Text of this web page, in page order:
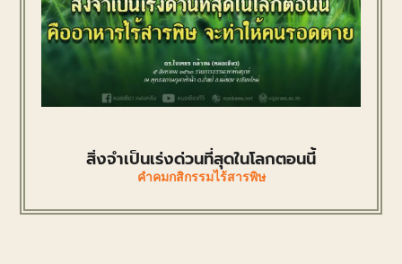
สิ่งจำเป็นเร่งด่วนที่สุดในโลกตอนนี้
คำคมกสิกรรมไร้สารพิษ